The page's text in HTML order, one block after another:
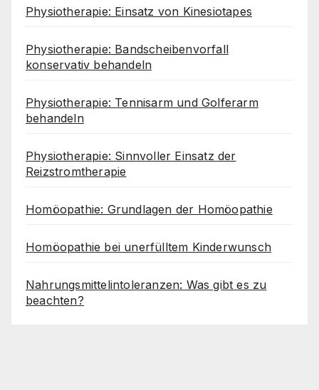
Physiotherapie: Einsatz von Kinesiotapes
Physiotherapie: Bandscheibenvorfall
konservativ behandeln
Physiotherapie: Tennisarm und Golferarm
behandeln
Physiotherapie: Sinnvoller Einsatz der
Reizstromtherapie
Homöopathie: Grundlagen der Homöopathie
Homöopathie bei unerfülltem Kinderwunsch
Nahrungsmittelintoleranzen: Was gibt es zu
beachten?